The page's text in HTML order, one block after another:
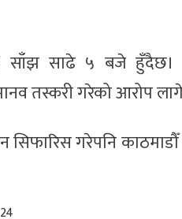
साँझ साढे ५ बजे
तस्करी गरेको आरोप
सिफारिस गरेपनि